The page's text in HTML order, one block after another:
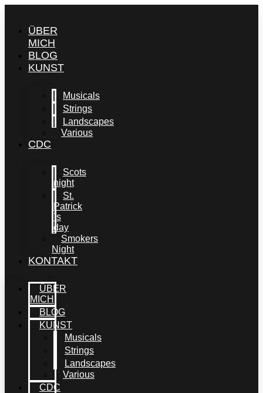
contentÜBER
MICH
BLOG
KUNST
Musicals
Strings
Landscapes
Various
CDC
Scots
night
St.
Patrick
´s
day
Smokers
Night
KONTAKT
ÜBER
MICH
BLOG
KUNST
Musicals
Strings
Landscapes
Various
CDC